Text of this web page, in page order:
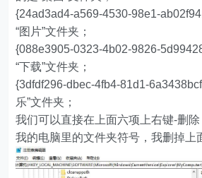
{24ad3ad4-a569-4530-98e1-
“图片”文件夹；
{088e3905-0323-4b02-9826-
“下载”文件夹；
{3dfdf296-dbec-4fb4-81d1-
乐”文件夹；
我们可以直接在上面六项上右键-删
我的电脑里的文件夹符号，我删掉上